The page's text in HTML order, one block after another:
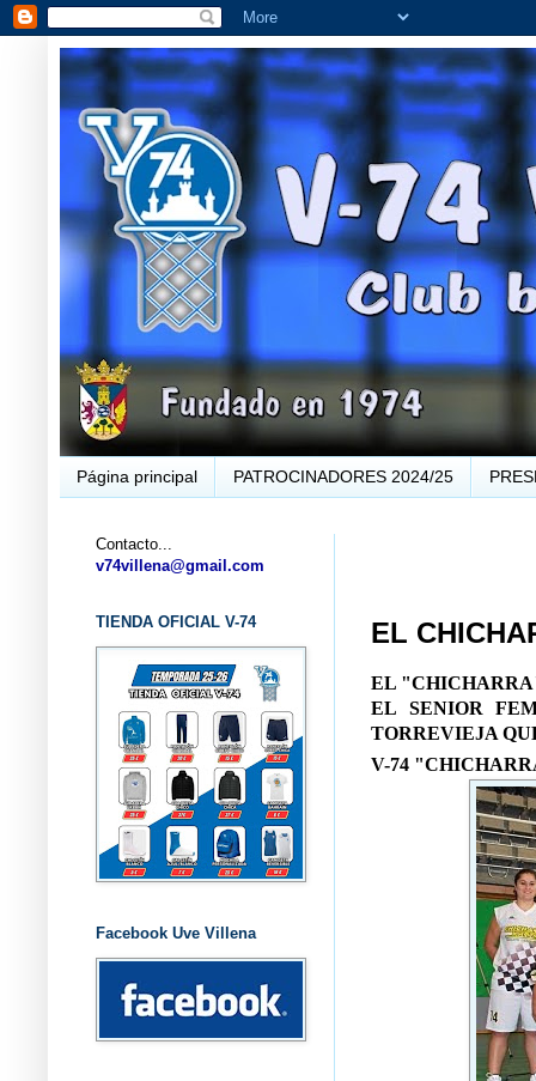
Página principal PATROCINADORES 2024/25
EL
EL
EL SENIOR
TORREVIEJA
V-74
Contacto...
v74villena@gmail.com
TIENDA OFICIAL V-74
Facebook Uve Villena